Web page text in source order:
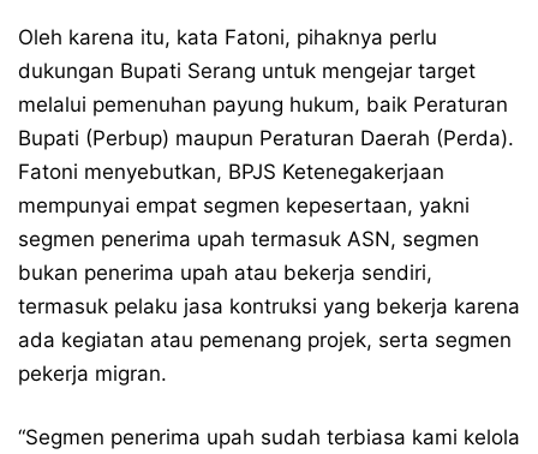
Oleh karena itu, kata Fatoni, pihaknya perlu
dukungan Bupati Serang untuk mengejar target
melalui pemenuhan payung hukum, baik Peraturan
Bupati (Perbup) maupun Peraturan Daerah (Perda).
Fatoni menyebutkan, BPJS Ketenegakerjaan
mempunyai empat segmen kepesertaan, yakni
segmen penerima upah termasuk ASN, segmen
bukan penerima upah atau bekerja sendiri,
termasuk pelaku jasa kontruksi yang bekerja karena
ada kegiatan atau pemenang projek, serta segmen
pekerja migran.
“Segmen penerima upah sudah terbiasa kami kelola